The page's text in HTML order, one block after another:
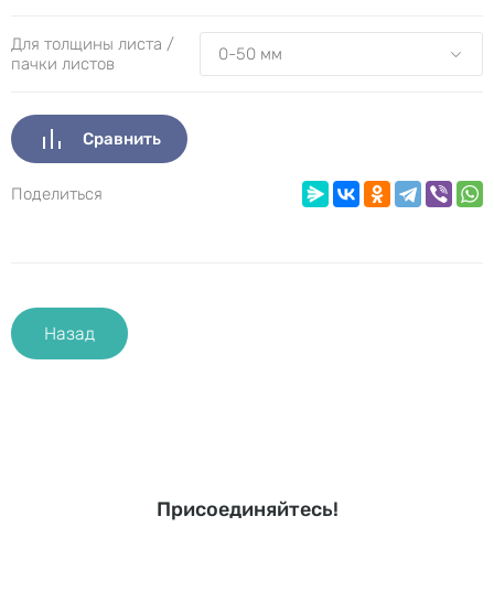
Для толщины листа /
пачки листов
Сравнить
Поделиться
Назад
Присоединяйтесь!